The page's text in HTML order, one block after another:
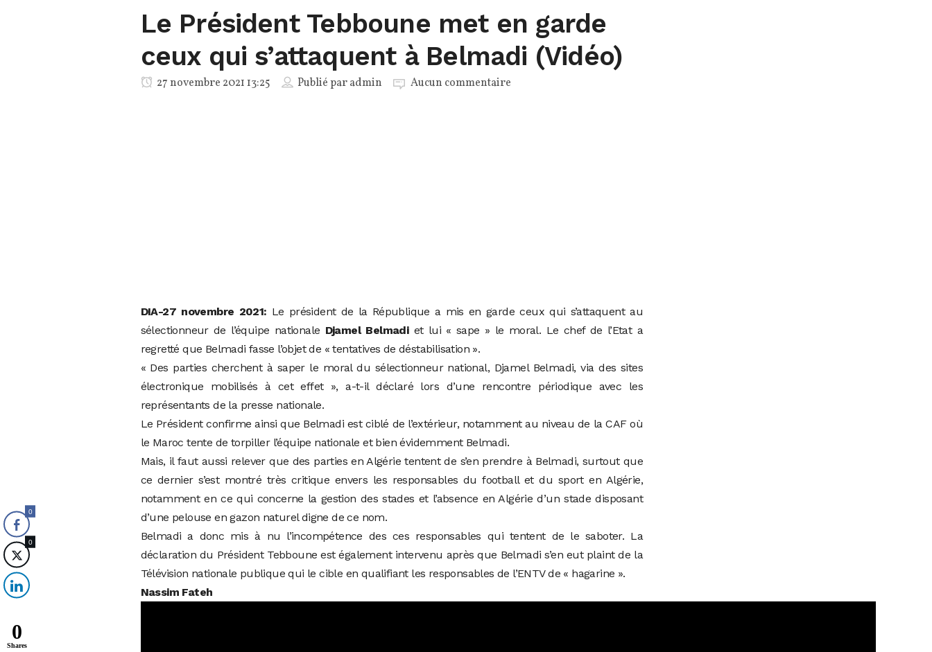
Le Président Tebboune met en garde
ceux qui s’attaquent à Belmadi (Vidéo)
27 novembre 2021 13:25 Publié paradmin Aucun commentaire
DIA-27 novembre 2021: Le président de la République a mis en garde ceux qui s’attaquent au
sélectionneur de l’équipe nationale Djamel Belmadiet lui « sape » le moral. Le chef de l’Etat a
regretté que Belmadi fasse l’objet de « tentatives de déstabilisation ».
« Des parties cherchent à saper le moral du sélectionneur national, Djamel Belmadi, via des sites
électronique mobilisés à cet effet », a-t-il déclaré lors d’une rencontre périodique avec les
représentants de la presse nationale.
Le Président confirme ainsi que Belmadi est ciblé de l’extérieur, notamment au niveau de la CAF où
le Maroc tente de torpiller l’équipe nationale et bien évidemment Belmadi.
Mais, il faut aussi relever que des parties en Algérie tentent de s’en prendre à Belmadi, surtout que
ce dernier s’est montré très critique envers les responsables du football et du sport en Algérie,
notamment en ce qui concerne la gestion des stades et l’absence en Algérie d’un stade disposant
d’une pelouse en gazon naturel digne de ce nom.
Belmadi a donc mis à nu l’incompétence des ces responsables qui tentent de le saboter. La
déclaration du Président Tebboune est également intervenu après que Belmadi s’en eut plaint de la
Télévision nationale publique qui le cible en qualifiant les responsables de l’ENTV de « hagarine ».
Nassim Fateh
0
0
0
Shares